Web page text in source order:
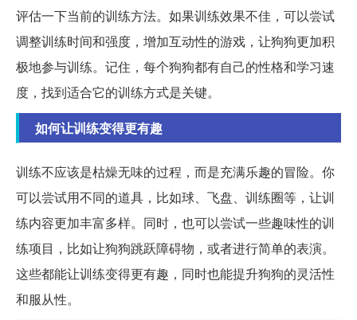
评估一下当前的训练方法。如果训练效果不佳，可以尝试
调整训练时间和强度，增加互动性的游戏，让狗狗更加积
极地参与训练。记住，每个狗狗都有自己的性格和学习速
度，找到适合它的训练方式是关键。
如何让训练变得更有趣
训练不应该是枯燥无味的过程，而是充满乐趣的冒险。你
可以尝试用不同的道具，比如球、飞盘、训练圈等，让训
练内容更加丰富多样。同时，也可以尝试一些趣味性的训
练项目，比如让狗狗跳跃障碍物，或者进行简单的表演。
这些都能让训练变得更有趣，同时也能提升狗狗的灵活性
和服从性。